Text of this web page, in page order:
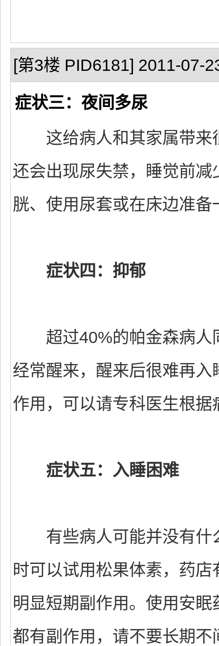
[第3楼 PID6181] 2011-07-
症状三：夜间多尿
这给病人和其家属带来
还会出现尿失禁，睡觉前
胱、使用尿套或在床边准
症状四：抑郁
超过40%的帕金森病人
经常醒来，醒来后很难再
作用，可以请专科医生根
症状五：入睡困难
有些病人可能并没有什
时可以试用松果体素，药
明显短期副作用。使用安
都有副作用，请不要长期